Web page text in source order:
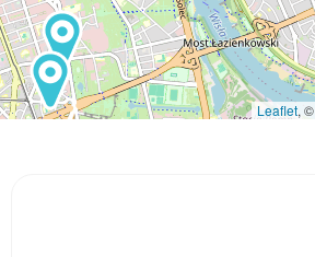
Leaflet, ©